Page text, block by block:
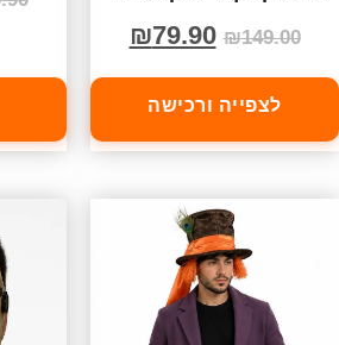
₪149.00
₪79.90
לצפייה ורכישה